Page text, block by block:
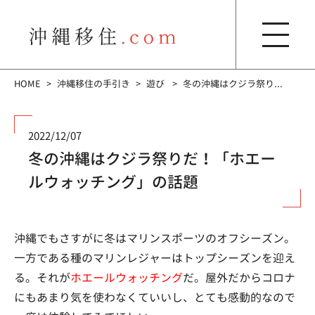
HOME 沖縄移住の手引き 遊び 冬の沖縄はクジラ祭り...
2022/12/07
冬の沖縄はクジラ祭りだ！「ホエー
ルウォッチング」の話題
沖縄でもさすがに冬はマリンスポーツのオフシーズン。
一方である種のマリンレジャーはトップシーズンを迎え
る。それがホエールウォッチングだ。屋外だからコロナ
にもあまり気を使わなくていいし、とても感動的なので